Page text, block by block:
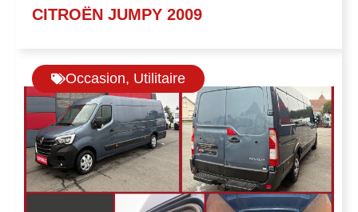
CITROËN JUMPY 2009
Occasion, Utilitaire